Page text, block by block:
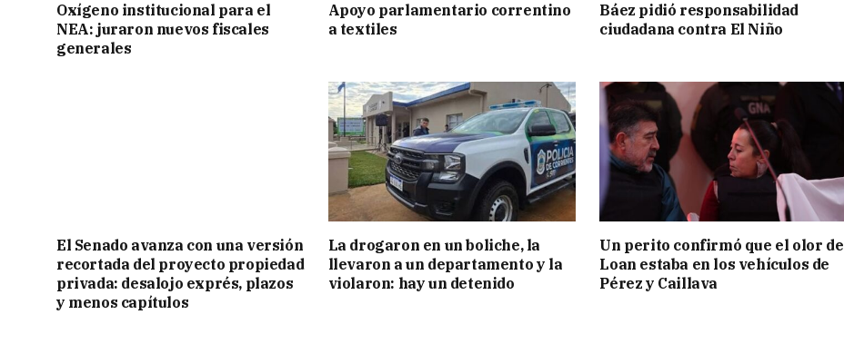
Oxígeno institucional para el
NEA: juraron nuevos fiscales
generales
Apoyo parlamentario correntino
a textiles
Báez pidió responsabilidad
ciudadana contra El Niño
El Senado avanza con una versión
recortada del proyecto propiedad
privada: desalojo exprés, plazos
y menos capítulos
La drogaron en un boliche, la
llevaron a un departamento y la
violaron: hay un detenido
Un perito confirmó que el olor de
Loan estaba en los vehículos de
Pérez y Caillava